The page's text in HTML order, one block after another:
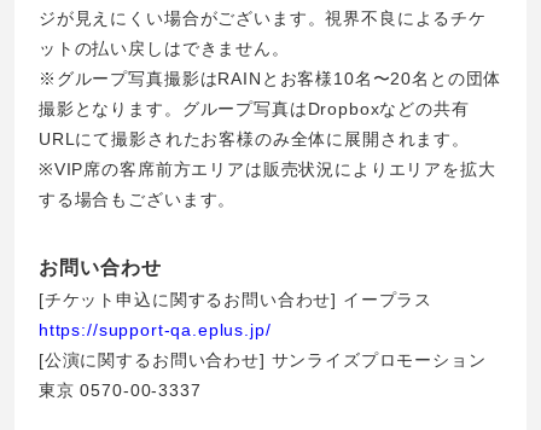
ジが⾒えにくい場合がございます。視界不良によるチケ
ットの払い戻しはできません。
※グループ写真撮影はRAINとお客様10名〜20名との団体
撮影となります。グループ写真はDropboxなどの共有
URLにて撮影されたお客様のみ全体に展開されます。
※VIP席の客席前⽅エリアは販売状況によりエリアを拡⼤
する場合もございます。
お問い合わせ
[チケット申込に関するお問い合わせ] イープラス
https://support-qa.eplus.jp/
[公演に関するお問い合わせ] サンライズプロモーション
東京 0570-00-3337